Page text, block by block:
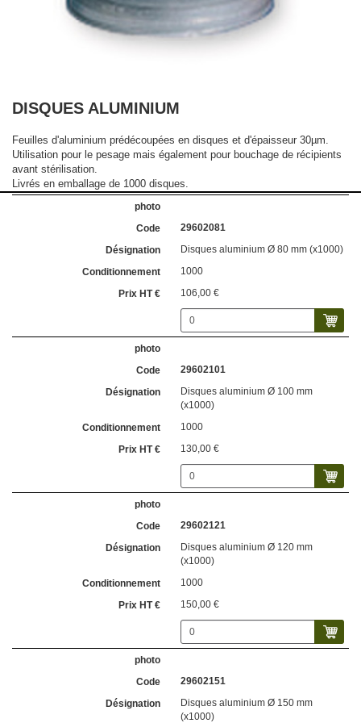
DISQUES ALUMINIUM
Feuilles d'aluminium prédécoupées en disques et d'épaisseur 30µm.
Utilisation pour le pesage mais également pour bouchage de récipients
avant stérilisation.
Livrés en emballage de 1000 disques.
29602081
Disques aluminium Ø 80 mm (x1000)
1000
106,00 €
29602101
Disques aluminium Ø 100 mm
(x1000)
1000
130,00 €
29602121
Disques aluminium Ø 120 mm
(x1000)
1000
150,00 €
29602151
Disques aluminium Ø 150 mm
(x1000)